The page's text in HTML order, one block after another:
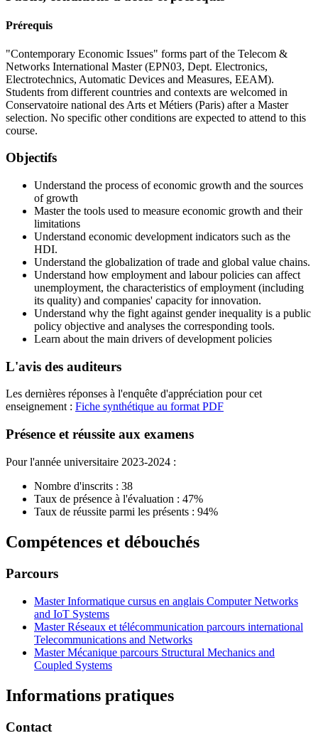
Prérequis
"Contemporary Economic Issues" forms part of the Telecom &
Networks International Master (EPN03, Dept. Electronics,
Electrotechnics, Automatic Devices and Measures, EEAM).
Students from different countries and contexts are welcomed in
Conservatoire national des Arts et Métiers (Paris) after a Master
selection. No specific other conditions are expected to attend to this
course.
Objectifs
Understand the process of economic growth and the sources
of growth
Master the tools used to measure economic growth and their
limitations
Understand economic development indicators such as the
HDI.
Understand the globalization of trade and global value chains.
Understand how employment and labour policies can affect
unemployment, the characteristics of employment (including
its quality) and companies' capacity for innovation.
Understand why the fight against gender inequality is a public
policy objective and analyses the corresponding tools.
Learn about the main drivers of development policies
L'avis des auditeurs
Les dernières réponses à l'enquête d'appréciation pour cet
enseignement : Fiche synthétique au format PDF
Présence et réussite aux examens
Pour l'année universitaire 2023-2024 :
Nombre d'inscrits : 38
Taux de présence à l'évaluation : 47%
Taux de réussite parmi les présents : 94%
Compétences et débouchés
Parcours
Master Informatique cursus en anglais Computer Networks
and IoT Systems
Master Réseaux et télécommunication parcours international
Telecommunications and Networks
Master Mécanique parcours Structural Mechanics and
Coupled Systems
Informations pratiques
Contact